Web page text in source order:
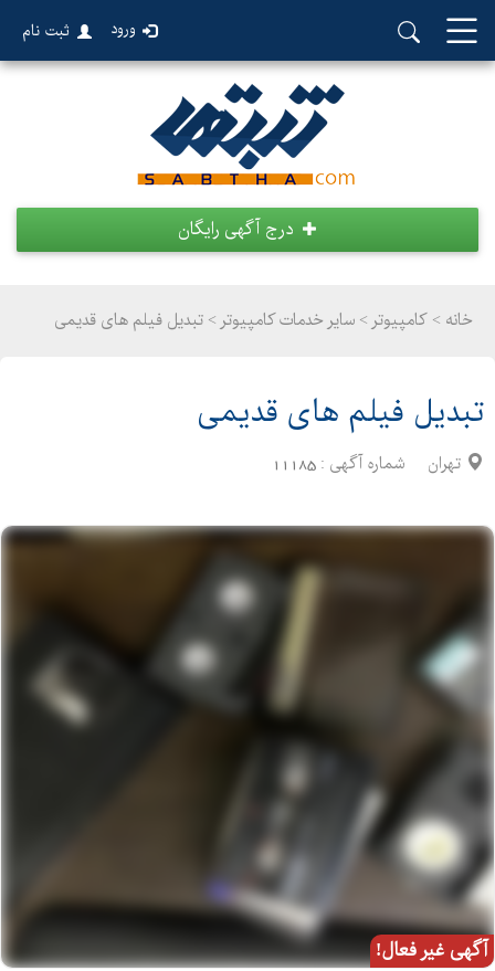
ورود ثبت نام
درج آگهی رایگان
خانه > کامپیوتر > سایر خدمات کامپیوتر > تبدیل فیلم های قدیمی
تبدیل فیلم های قدیمی
تهران شماره آگهی : 11185
آگهی غیر فعال!